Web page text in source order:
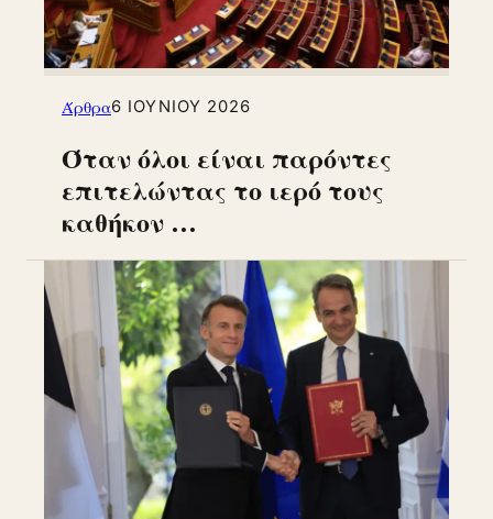
Άρθρα6 ΙΟΥΝΊΟΥ 2026
Όταν όλοι είναι παρόντες
επιτελώντας το ιερό τους
καθήκον …